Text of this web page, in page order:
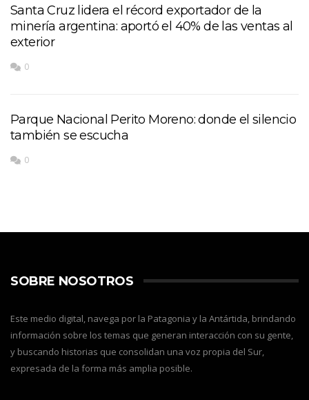
Santa Cruz lidera el récord exportador de la
minería argentina: aportó el 40% de las ventas al
exterior
0
Parque Nacional Perito Moreno: donde el silencio
también se escucha
0
SOBRE NOSOTROS
Este medio digital, navega por la Patagonia y la Antártida, brindando
información sobre los temas que generan interacción con su gente,
y buscando historias que consolidan una voz propia del Sur,
expresada de la forma más amplia posible.